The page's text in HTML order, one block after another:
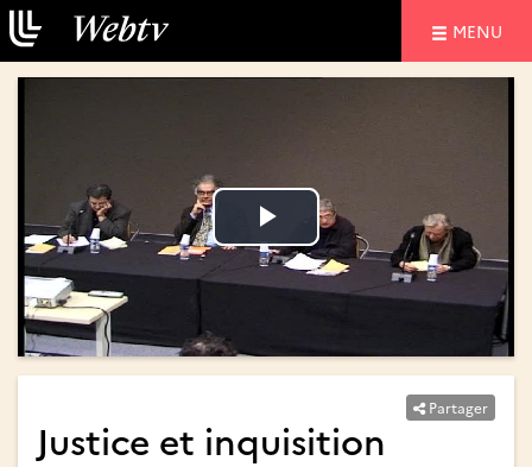
MENU
Lire
la
vidéo
Lire
la
vidéo
Partager
Justice et inquisition